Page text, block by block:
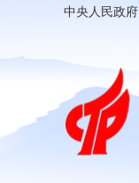
中央人民政府